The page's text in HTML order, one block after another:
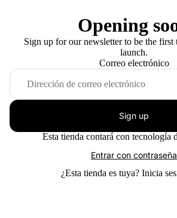
Opening
Sign up for our newsletter to be the
launch.
Correo electrónico
Sign up
Esta tienda contará con tecnología
Entrar con contraseña
¿Esta tienda es tuya? Inicia